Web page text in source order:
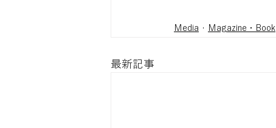
Media Magazine・Book
最新記事